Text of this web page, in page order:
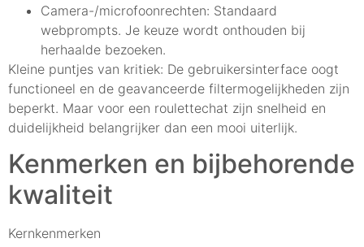
Camera-/microfoonrechten: Standaard
webprompts. Je keuze wordt onthouden bij
herhaalde bezoeken.
Kleine puntjes van kritiek: De gebruikersinterface oogt
functioneel en de geavanceerde filtermogelijkheden zijn
beperkt. Maar voor een roulettechat zijn snelheid en
duidelijkheid belangrijker dan een mooi uiterlijk.
Kenmerken en bijbehorende
kwaliteit
Kernkenmerken